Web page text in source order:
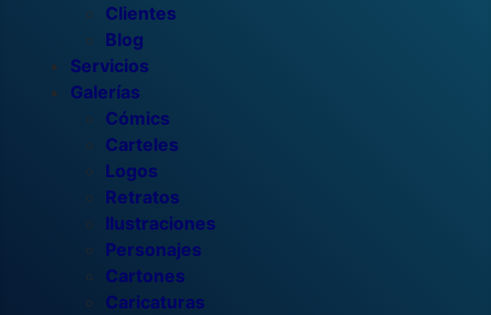
Clientes
Blog
Servicios
Galerías
Cómics
Carteles
Logos
Retratos
Ilustraciones
Personajes
Cartones
Caricaturas